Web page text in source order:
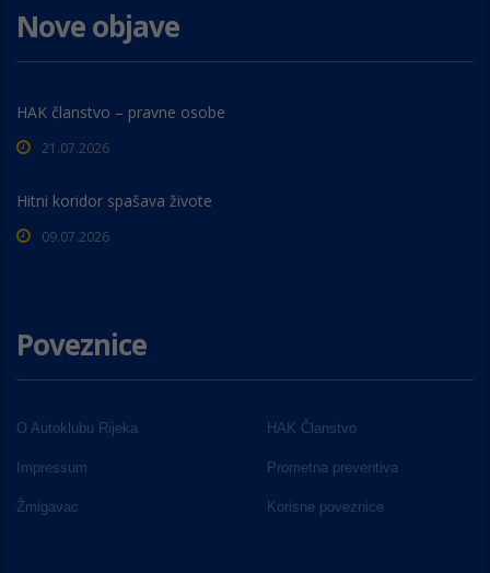
Nove objave
HAK članstvo – pravne osobe
21.07.2026
Hitni koridor spašava živote
09.07.2026
Poveznice
O Autoklubu Rijeka HAK Članstvo
Impressum Prometna preventiva
Žmigavac Korisne poveznice